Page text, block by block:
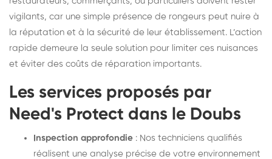
vigilants, car une simple présence de rongeurs peut nuire à
la réputation et à la sécurité de leur établissement. L’action
rapide demeure la seule solution pour limiter ces nuisances
et éviter des coûts de réparation importants.
Les services proposés par
Need's Protect dans le Doubs
Inspection approfondie : Nos techniciens qualifiés
réalisent une analyse précise de votre environnement